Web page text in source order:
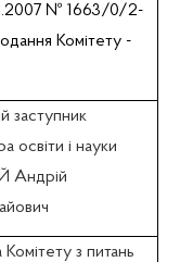
№ 1663/0/2-
Комітету -
заступник
освіти і науки
Андрій
Комітетуз питань